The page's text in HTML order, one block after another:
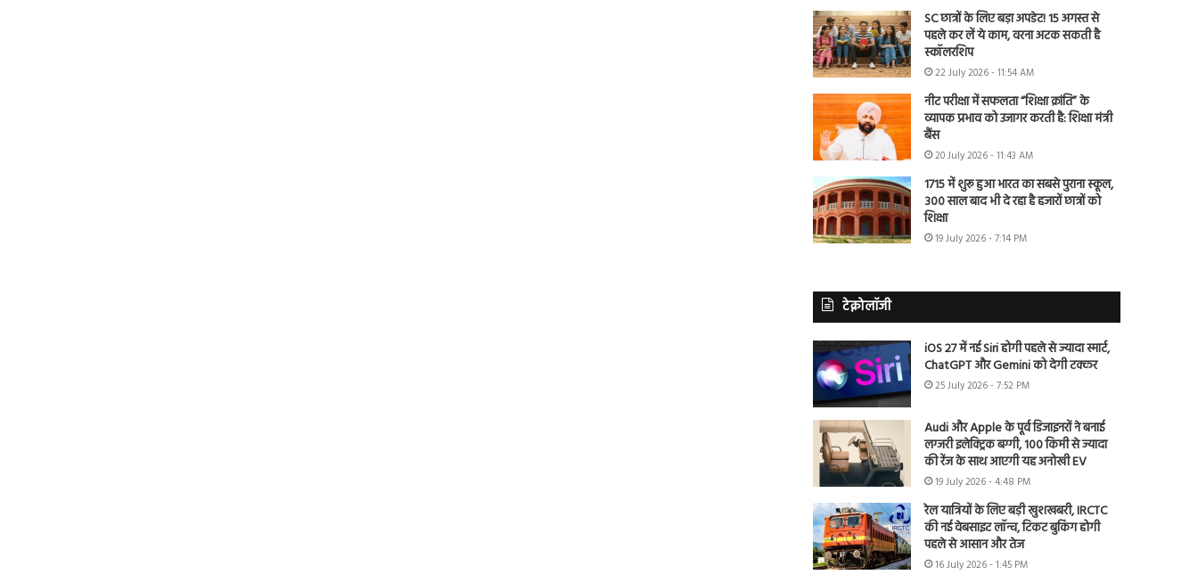
SC छात्रों के लिए बड़ा अपडेट! 15 अगस्त से
पहले कर लें ये काम, वरना अटक सकती है
स्कॉलरशिप
22 July 2026 - 11:54 AM
नीट परीक्षा में सफलता “शिक्षा क्रांति” के
व्यापक प्रभाव को उजागर करती है: शिक्षा मंत्री
बैंस
20 July 2026 - 11:43 AM
1715 में शुरू हुआ भारत का सबसे पुराना स्कूल,
300 साल बाद भी दे रहा है हजारों छात्रों को
शिक्षा
19 July 2026 - 7:14 PM
टेक्नोलॉजी
iOS 27 में नई Siri होगी पहले से ज्यादा स्मार्ट,
ChatGPT और Gemini को देगी टक्कर
25 July 2026 - 7:52 PM
Audi और Apple के पूर्व डिजाइनरों ने बनाई
लग्जरी इलेक्ट्रिक बग्गी, 100 किमी से ज्यादा
की रेंज के साथ आएगी यह अनोखी EV
19 July 2026 - 4:48 PM
रेल यात्रियों के लिए बड़ी खुशखबरी, IRCTC
की नई वेबसाइट लॉन्च, टिकट बुकिंग होगी
पहले से आसान और तेज
16 July 2026 - 1:45 PM